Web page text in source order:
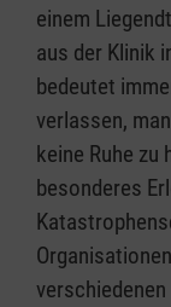
einem
aus der Klinik
bedeutet
verlassen,
keine Ruhe
besonderes